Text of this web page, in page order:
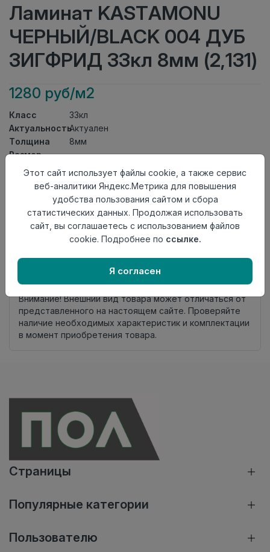
Ламинат KASTAMONU
ЧЕРНЫЙ/BLACK 004 ДУБ
ЗИГФРИД 33кл 8мм (2,131)
1280 руб/м2
Класс
33кл
АктуальностьАктуален
Толщина
8мм
Размер
доски
Теплый пол
до +27 градусов
4V
Страна
происхождения
Россия
Осталось243 упак
Внимание! Внешний вид товара может отличаться от
представленного на настоящем сайте. Проверяйте
наличие необходимых характеристик и комплектации
в момент приобретения товара.
Страницы
Популярные категории
Пользователю
Этот сайт использует файлы cookie, а также сервис
веб-аналитики Яндекс.Метрика для повышения
удобства пользования сайтом и сбора
статистических данных. Продолжая использовать
сайт, вы соглашаетесь с использованием файлов
cookie. Подробнее по ссылке.
Я согласен